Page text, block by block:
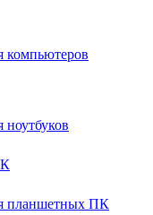
компьютеров
ноутбуков
планшетных ПК